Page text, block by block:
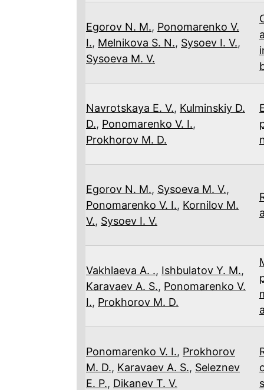
Egorov N. M., Ponomarenko V.
I., Melnikova S. N., Sysoev I. V.,
Sysoeva M. V.
Navrotskaya E. V., Kulminskiy D.
D., Ponomarenko V. I.,
Prokhorov M. D.
Egorov N. M., Sysoeva M. V.,
Ponomarenko V. I., Kornilov M.
V., Sysoev I. V.
Vakhlaeva A. ., Ishbulatov Y. M.,
Karavaev A. S., Ponomarenko V.
I., Prokhorov M. D.
Ponomarenko V. I., Prokhorov
M. D., Karavaev A. S., Seleznev
E. P., Dikanev T. V.